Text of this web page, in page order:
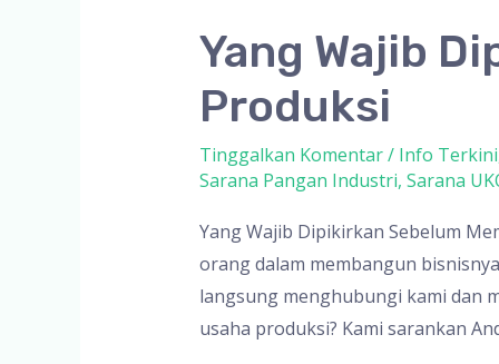
Yang Wajib
Produksi
Tinggalkan Komentar/ Info Terkini
Sarana Pangan Industri, Sarana
Yang Wajib Dipikirkan Sebelum
orang dalam membangun
langsung menghubungi kami dan
usaha produksi? Kami sarankan